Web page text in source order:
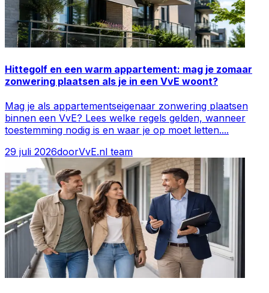
Hittegolf en een warm appartement: mag je zomaar
zonwering plaatsen als je in een VvE woont?
Mag je als appartementseigenaar zonwering plaatsen
binnen een VvE? Lees welke regels gelden, wanneer
toestemming nodig is en waar je op moet letten....
29 juli 2026doorVvE.nl team